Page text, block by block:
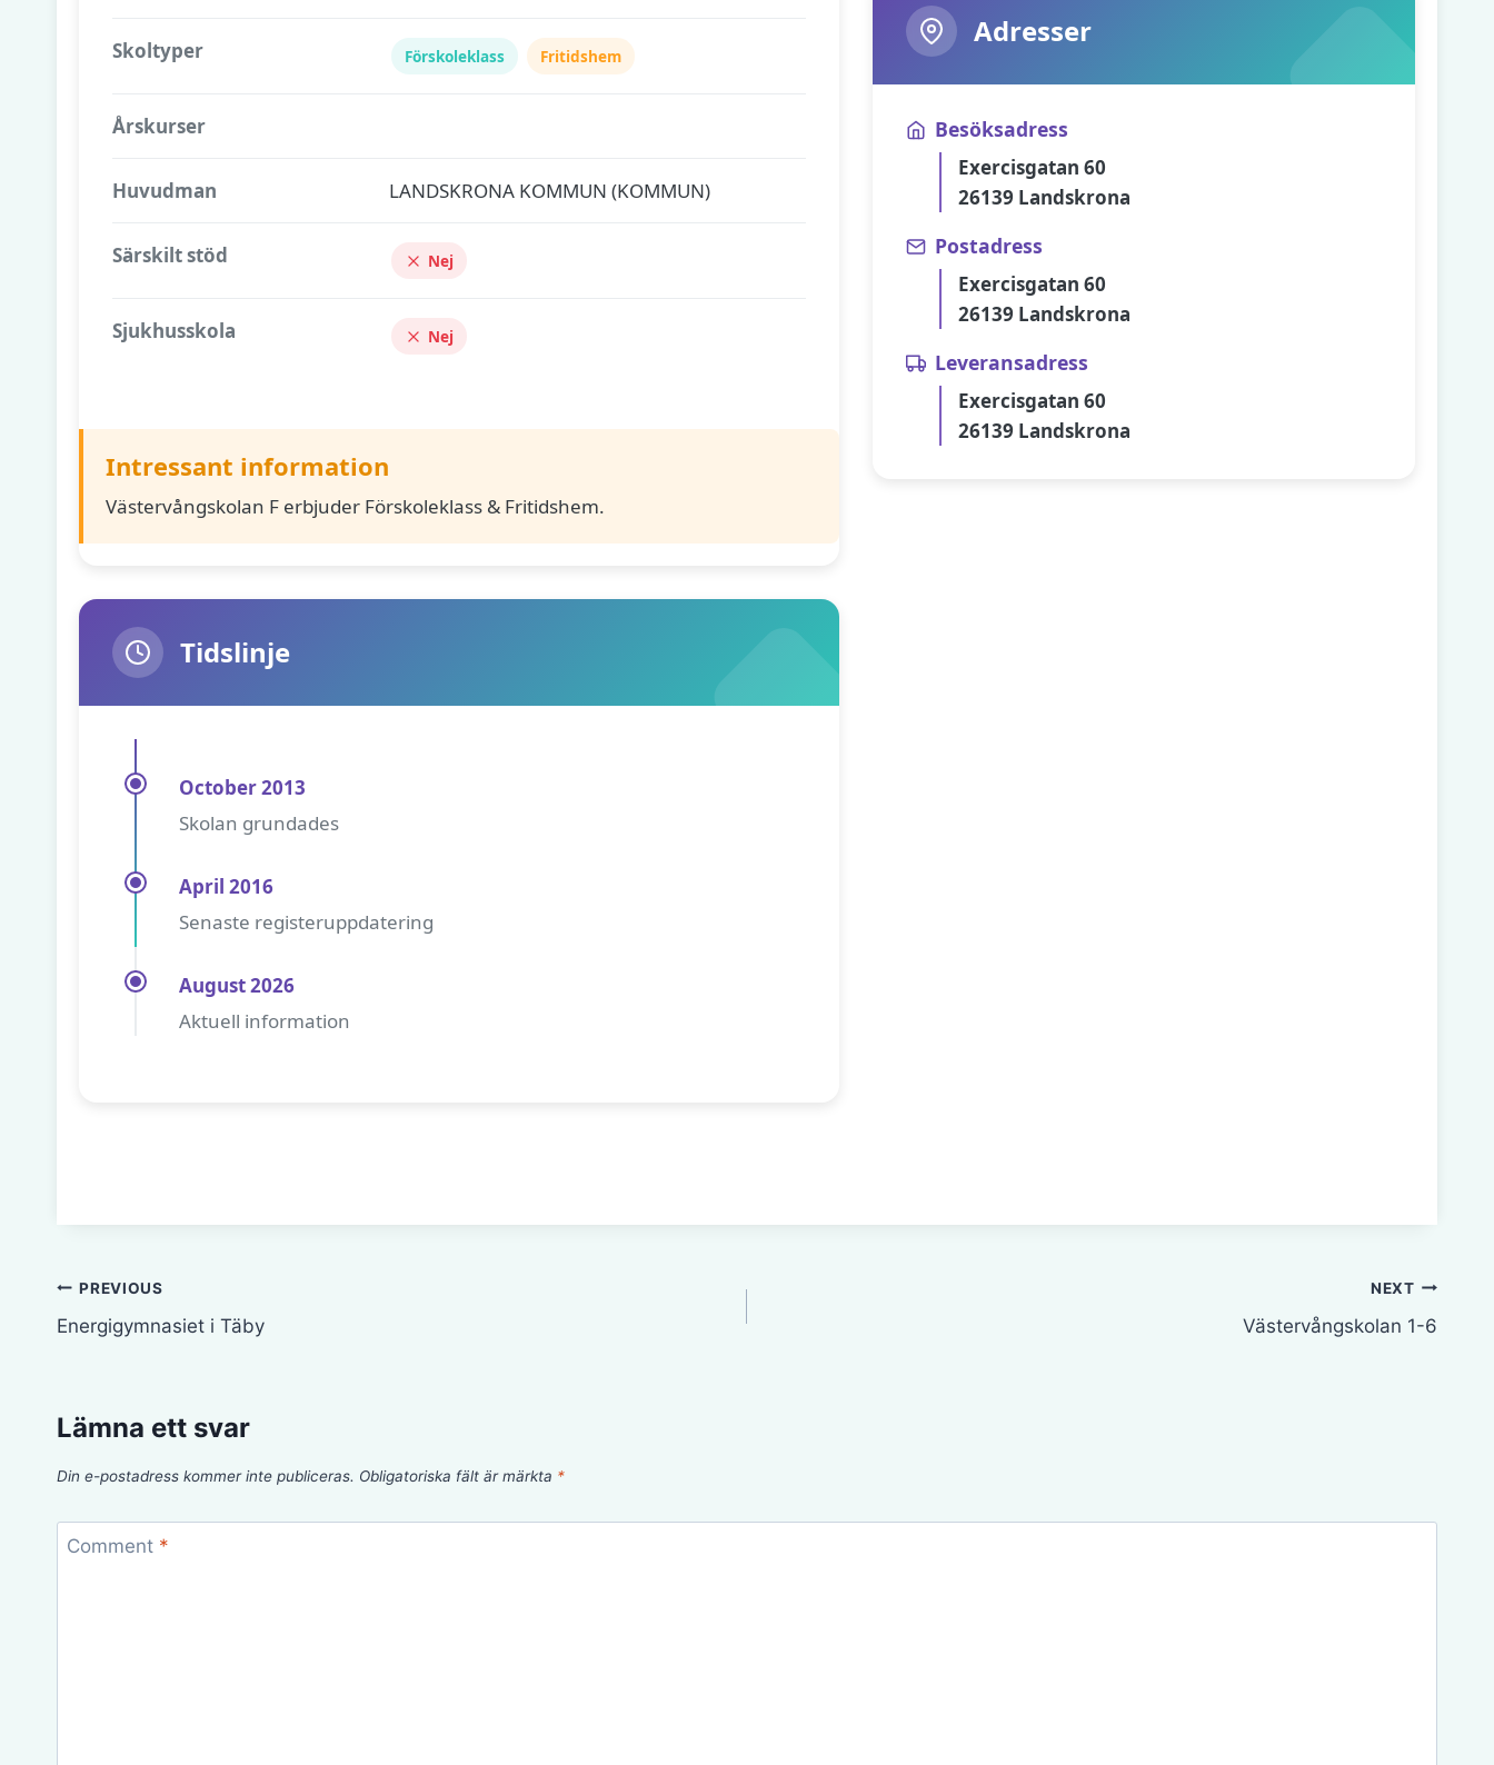
Skoltyper Förskoleklass Fritidshem
Årskurser
Huvudman LANDSKRONA KOMMUN (KOMMUN)
Särskilt stöd Nej
Sjukhusskola Nej
Intressant information
Västervångskolan F erbjuder Förskoleklass & Fritidshem.
Tidslinje
October 2013
Skolan grundades
April 2016
Senaste registeruppdatering
August 2026
Aktuell information
Adresser
Besöksadress
Exercisgatan 60
26139 Landskrona
Postadress
Exercisgatan 60
26139 Landskrona
Leveransadress
Exercisgatan 60
26139 Landskrona
Inläggsnavigering
PREVIOUS
Energigymnasiet i Täby
NEXT
Västervångskolan 1-6
Lämna ett svar
Din e-postadress kommer inte publiceras. Obligatoriska fält är märkta *
Comment *